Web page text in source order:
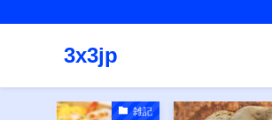
3x3jp
雑記